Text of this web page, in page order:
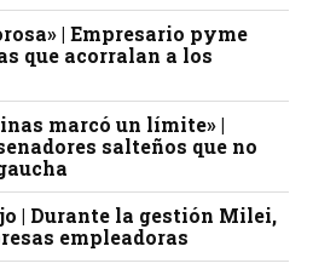
| Empresario pyme
que acorralan a los
marcó un límite» |
salteños que no
| Durante la gestión Milei,
empleadoras